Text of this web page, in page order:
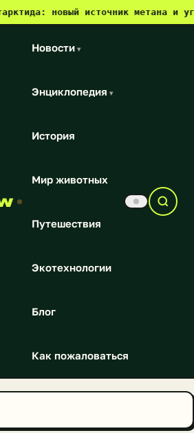
новый источник метана и угроза
Новости ▾
Энциклопедия ▾
История
Мир животных
Путешествия
Экотехнологии
Блог
Как пожаловаться